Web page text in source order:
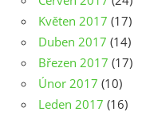
Květen 2017 (17)
Duben 2017 (14)
Březen 2017 (17)
Únor 2017 (10)
Leden 2017 (16)